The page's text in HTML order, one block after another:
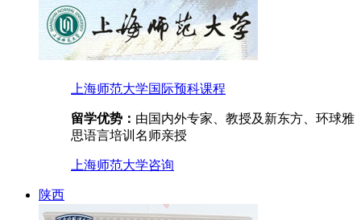
上海师范大学国际预科课程
留学优势： 由国内外专家、教授及新东方、环球雅
思语言培训名师亲授
上海师范大学咨询
陕西